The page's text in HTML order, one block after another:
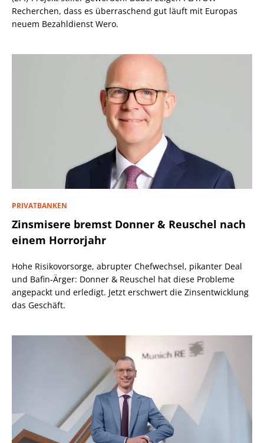
Recherchen, dass es überraschend gut läuft mit Europas
neuem Bezahldienst Wero.
PRIVATBANKEN
Zinsmisere bremst Donner & Reuschel nach
einem Horrorjahr
Hohe Risikovorsorge, abrupter Chefwechsel, pikanter Deal
und Bafin-Ärger: Donner & Reuschel hat diese Probleme
angepackt und erledigt. Jetzt erschwert die Zinsentwicklung
das Geschäft.